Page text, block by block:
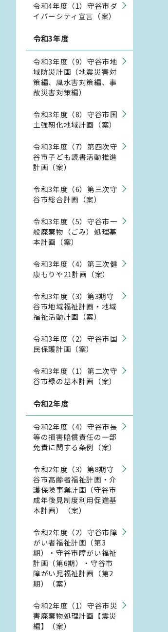
令和4年度（1）守谷市ダ
イバーシティ宣言（案）
令和3年度
令和3年度（9）守谷市地
域防災計画（地震災害対
策編、風水害対策編、事
故災害対策編）
令和3年度（8）守谷市国
土強靭化地域計画（案）
令和3年度（7）第四次守
谷市子ども読書活動推進
計画（案）
令和3年度（6）第三次守
谷市総合計画（案）
令和3年度（5）守谷市一
般廃棄物（ごみ）処理基
本計画（案）
令和3年度（4）第三次健
康もりや21計画（案）
令和3年度（3）第3期守
谷市地域福祉計画・地域
福祉活動計画（案）
令和3年度（2）守谷市国
民保護計画（案）
令和3年度（1）第二次守
谷市緑の基本計画（案）
令和2年度
令和2年度（4）守谷市長
等の損害賠償責任の一部
免責に関する条例（案）
令和2年度（3）第8期守
谷市高齢者福祉計画・介
護保険事業計画（守谷市
成年後見制度利用促進基
本計画）（案）
令和2年度（2）守谷市障
がい者福祉計画（第3
期）・守谷市障がい福祉
計画（第6期）・守谷市
障がい児福祉計画（第2
期）（案）
令和2年度（1）守谷市災
害廃棄物処理計画【震災
編】（案）